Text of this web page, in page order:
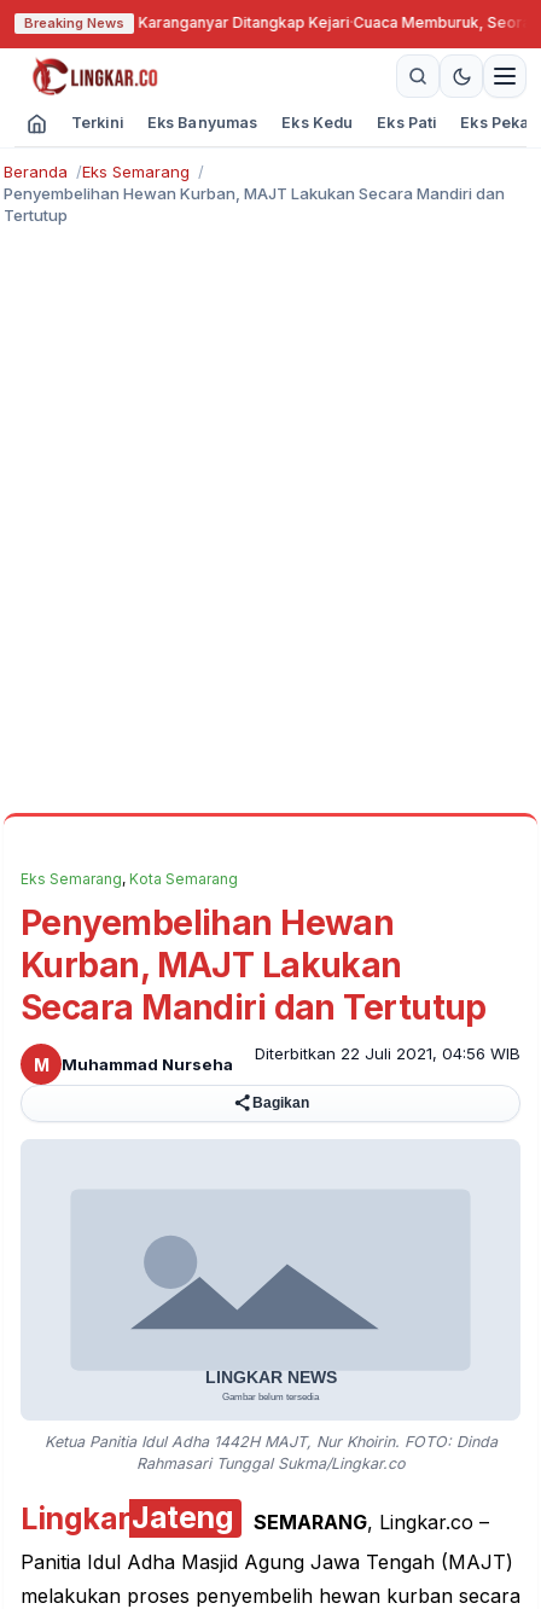
Breaking News
Kades Karanganyar Ditangkap Kejari·Cuaca Memburuk, Seorang
Terkini Eks Banyumas Eks Kedu Eks Pati Eks
Beranda
Eks Semarang
Penyembelihan Hewan Kurban, MAJT Lakukan Secara Mandiri dan
Tertutup
Eks Semarang, Kota Semarang
Penyembelihan Hewan
Kurban, MAJT Lakukan
Secara Mandiri dan Tertutup
M Muhammad Nurseha
Diterbitkan 22 Juli 2021, 04:56 WIB
Bagikan
Ketua Panitia Idul Adha 1442H MAJT, Nur Khoirin. FOTO: Dinda
Rahmasari Tunggal Sukma/Lingkar.co
LingkarJateng SEMARANG, Lingkar.co –
Panitia Idul Adha Masjid Agung Jawa Tengah (MAJT)
melakukan proses penyembelih hewan kurban secara